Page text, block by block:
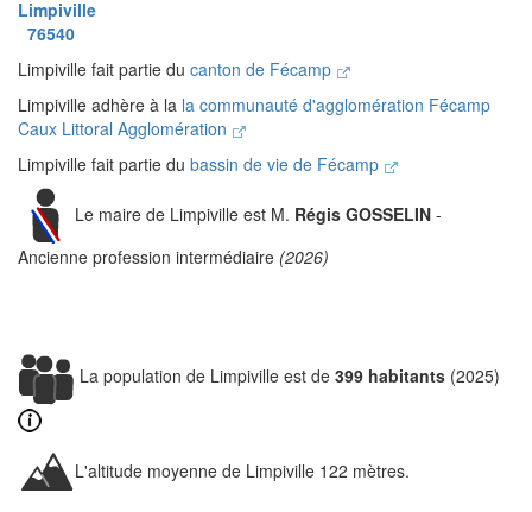
Limpiville
76540
Limpiville fait partie du canton de Fécamp
Limpiville adhère à la la communauté d'agglomération Fécamp
Caux Littoral Agglomération
Limpiville fait partie du bassin de vie de Fécamp
Le maire de Limpiville est M. Régis GOSSELIN -
Ancienne profession intermédiaire (2026)
La population de Limpiville est de 399 habitants (2025)
L'altitude moyenne de Limpiville 122 mètres.